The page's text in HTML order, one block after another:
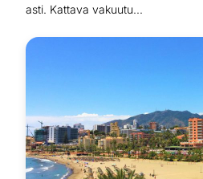
asti. Kattava vakuutu...